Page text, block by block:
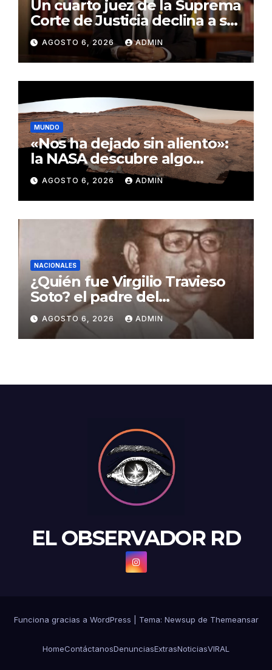
Un cuarto juez de la Suprema
Corte de Justicia declina a ser
evaluado por el CNM
AGOSTO 6, 2026 ADMIN
MUNDO
«Nos ha dejado sin aliento»:
la NASA descubre algo
insólito en Marte
AGOSTO 6, 2026 ADMIN
NACIONALES
¿Quién fue Virgilio Travieso
Soto? el padre del
baloncesto dominicano
AGOSTO 6, 2026 ADMIN
EL OBSERVADOR RD
Funciona gracias a WordPress Tema: Newsup de Themeansar
HomeContáctanosDenunciasExtrasNoticiasVIRAL